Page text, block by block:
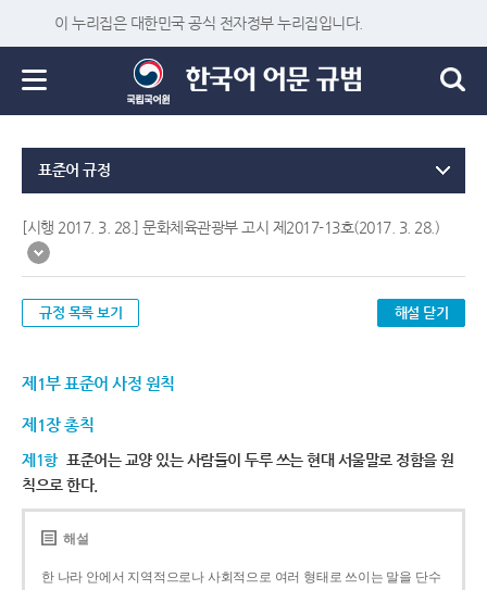
이 누리집은 대한민국 공식 전자정부 누리집입니다.
표준어 규정
[시행 2017. 3. 28.] 문화체육관광부 고시 제2017-13호(2017. 3. 28.)
규정 목록 보기 해설 닫기
제1부 표준어 사정 원칙
제1장 총칙
제1항 표준어는 교양 있는 사람들이 두루 쓰는 현대 서울말로 정함을 원
칙으로 한다.
해설
한 나라 안에서 지역적으로나 사회적으로 여러 형태로 쓰이는 말을 단수